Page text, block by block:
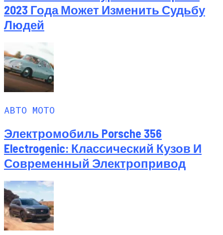
2023 Года Может Изменить Судьбу
Людей
АВТО МОТО
Электромобиль Porsche 356
Electrogenic: Классический Кузов И
Современный Электропривод